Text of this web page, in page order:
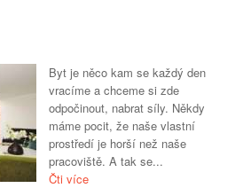
Byt je něco kam se každý den
vracíme a chceme si zde
odpočinout, nabrat síly. Někdy
máme pocit, že naše vlastní
prostředí je horší než naše
pracoviště. A tak se...
Čti více